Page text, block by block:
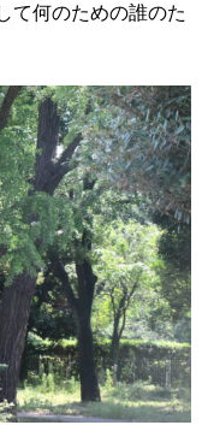
て何のための誰のた